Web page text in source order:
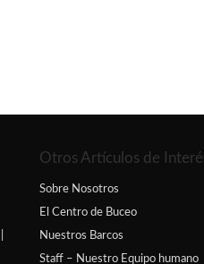
Otros Artículos de
Sobre Nosotros
El Centro de Buceo
Nuestros Barcos
Staff – Nuestro Equipo humano